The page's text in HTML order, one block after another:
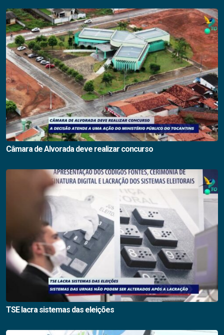
Câmara de Alvorada deve realizar concurso
TSE lacra sistemas das eleições